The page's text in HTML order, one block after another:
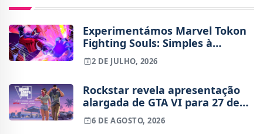
Experimentámos Marvel Tokon
Fighting Souls: Simples à
superfície, profundo por dentro
2 DE JULHO, 2026
Rockstar revela apresentação
alargada de GTA VI para 27 de
agosto
6 DE AGOSTO, 2026